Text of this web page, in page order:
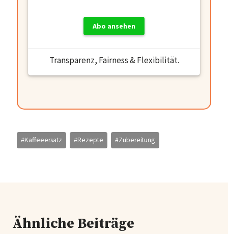
Abo ansehen
Transparenz, Fairness & Flexibilität.
Schlagworte:
#Kaffeeersatz #Rezepte #Zubereitung
Ähnliche Beiträge